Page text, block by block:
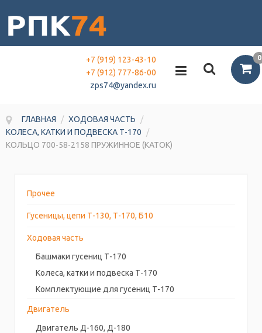
0
+7 (919) 123-43-10
+7 (912) 777-86-00
zps74@yandex.ru
ГЛАВНАЯ / ХОДОВАЯ ЧАСТЬ
/
КОЛЕСА, КАТКИ И ПОДВЕСКА Т-170
/
КОЛЬЦО 700-58-2158 ПРУЖИННОЕ (КАТОК)
Прочее
Гусеницы, цепи Т-130, Т-170, Б10
Ходовая часть
Башмаки гусениц Т-170
Колеса, катки и подвеска Т-170
Комплектующие для гусениц Т-170
Двигатель
Двигатель Д-160, Д-180